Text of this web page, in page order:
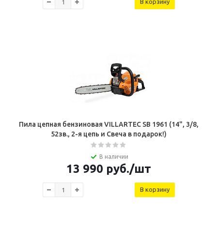
В корзину
Пила цепная бензиновая VILLARTEC SB 1961 (14", 3/8,
52зв., 2-я цепь и Свеча в подарок!)
В наличии
13 990 руб./шт
В корзину